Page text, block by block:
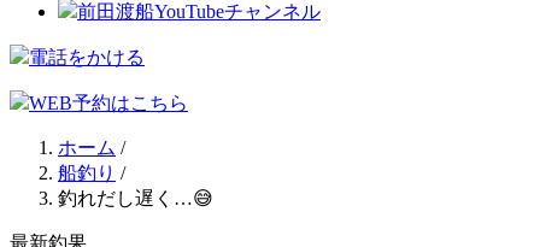
前田渡船YouTubeチャンネル
電話をかける
WEB予約はこちら
ホーム /
船釣り /
釣れだし遅く…😅
最新釣果